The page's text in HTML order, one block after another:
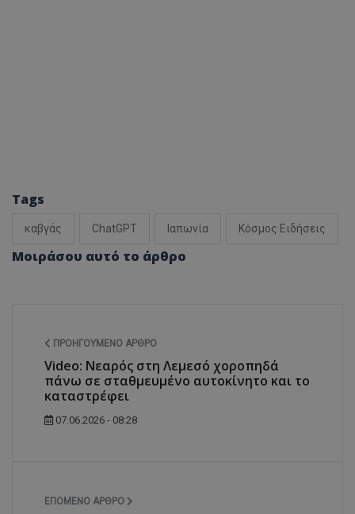
Tags
καβγάς ChatGPT Ιαπωνία Κόσμος Ειδήσεις
Μοιράσου αυτό το άρθρο
ΠΡΟΗΓΟΎΜΕΝΟ ΆΡΘΡΟ
Video: Νεαρός στη Λεμεσό χοροπηδά
πάνω σε σταθμευμένο αυτοκίνητο και το
καταστρέφει
07.06.2026 - 08:28
ΕΠΌΜΕΝΟ ΆΡΘΡΟ